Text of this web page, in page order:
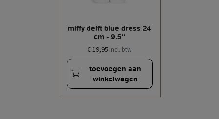
miffy delft blue dress 24
cm - 9.5''
€ 19,95 incl. btw
toevoegen aan
winkelwagen